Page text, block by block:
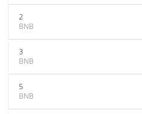
2
BNB
3
BNB
5
BNB